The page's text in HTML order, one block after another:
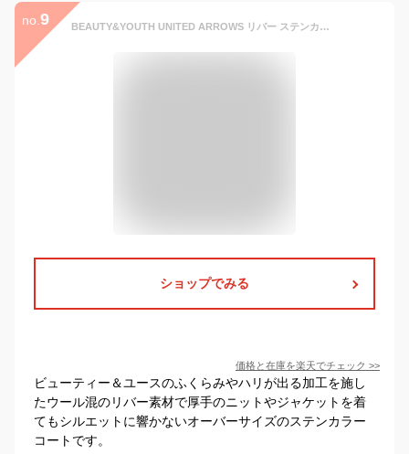
no. 9 BEAUTY&YOUTH UNITED ARROWS リバー ステンカラー ロングコート ビューティー＆ユース ユナイテッドアローズ ジャケット・アウター ステンカラーコート ブラウン グレー【送料無料】
ショップでみる
価格と在庫を楽天でチェック >>
ビューティー＆ユースのふくらみやハリが出る加工を施し
たウール混のリバー素材で厚手のニットやジャケットを着
てもシルエットに響かないオーバーサイズのステンカラー
コートです。